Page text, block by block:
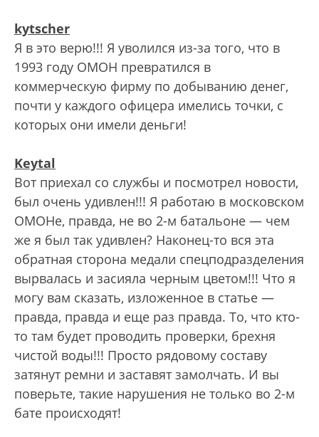
kytscher
Я в это верю!!! Я уволился из-за того, что в
1993 году ОМОН превратился в
коммерческую фирму по добыванию денег,
почти у каждого офицера имелись точки, с
которых они имели деньги!
Keytal
Вот приехал со службы и посмотрел новости,
был очень удивлен!!! Я работаю в московском
ОМОНе, правда, не во 2-м батальоне — чем
же я был так удивлен? Наконец-то вся эта
обратная сторона медали спецподразделения
вырвалась и засияла черным цветом!!! Что я
могу вам сказать, изложенное в статье —
правда, правда и еще раз правда. То, что кто-
то там будет проводить проверки, брехня
чистой воды!!! Просто рядовому составу
затянут ремни и заставят замолчать. И вы
поверьте, такие нарушения не только во 2-м
бате происходят!